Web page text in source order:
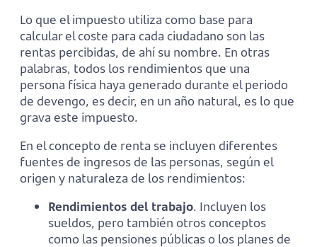
Lo que el impuesto utiliza como base para
calcular el coste para cada ciudadano son las
rentas percibidas, de ahí su nombre. En otras
palabras, todos los rendimientos que una
persona física haya generado durante el periodo
de devengo, es decir, en un año natural, es lo que
grava este impuesto.
En el concepto de renta se incluyen diferentes
fuentes de ingresos de las personas, según el
origen y naturaleza de los rendimientos:
Rendimientos del trabajo. Incluyen los
sueldos, pero también otros conceptos
como las pensiones públicas o los planes de